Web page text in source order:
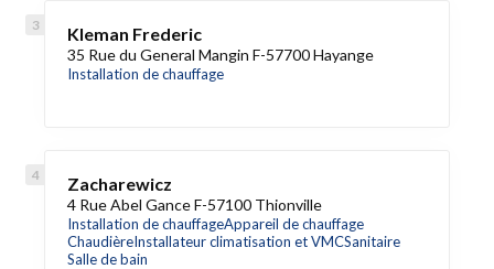
Kleman Frederic
35 Rue du General Mangin F-57700 Hayange
Installation de chauffage
Zacharewicz
4 Rue Abel Gance F-57100 Thionville
Installation de chauffageAppareil de chauffage
ChaudièreInstallateur climatisation et VMCSanitaire
Salle de bain